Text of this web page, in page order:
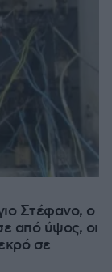
Στέφανο, ο
από ύψος, οι
σε